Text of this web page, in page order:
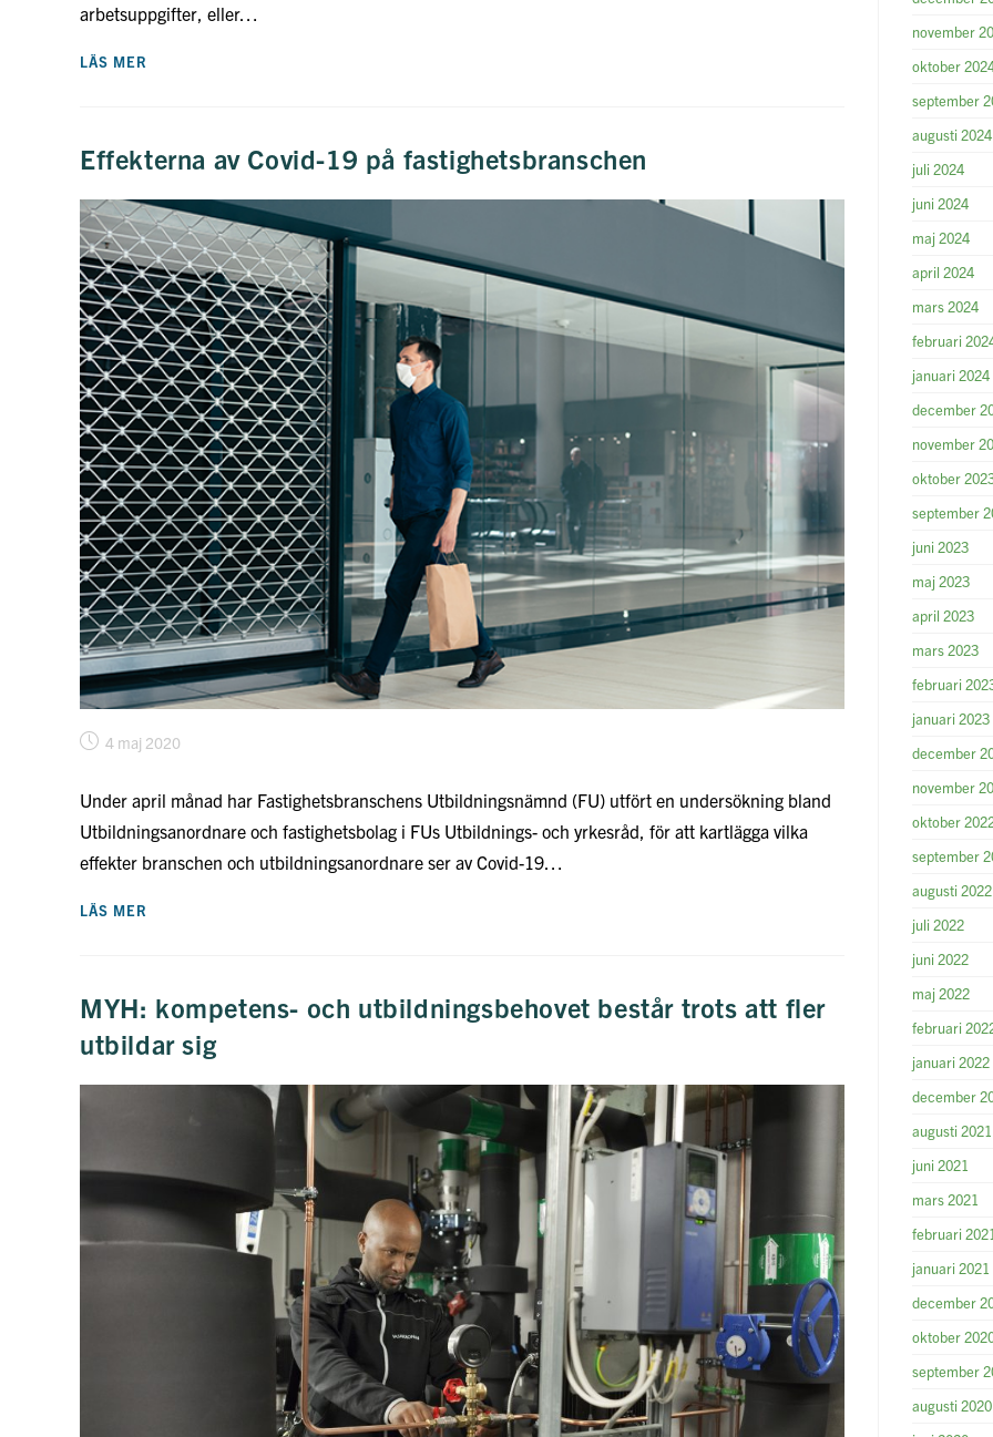
arbetsuppgifter, eller…
LÄS MER
Effekterna av Covid-19 på fastighetsbranschen
Inlägget4 maj 2020
Under april månad har Fastighetsbranschens Utbildningsnämnd (FU) utfört en undersökning bland
Utbildningsanordnare och fastighetsbolag i FUs Utbildnings- och yrkesråd, för att kartlägga vilka
effekter branschen och utbildningsanordnare ser av Covid-19…
LÄS MER
MYH: kompetens- och utbildningsbehovet består trots att fler
utbildar sig
november
oktober
september
augusti 2024
juli 2024
juni 2024
maj 2024
april 2024
mars 2024
februari
januari 2024
december
november
oktober
september
juni 2023
maj 2023
april 2023
mars 2023
februari
januari 2023
december
november
oktober
september
augusti 2022
juli 2022
juni 2022
maj 2022
februari
januari 2022
december
augusti 2021
juni 2021
mars 2021
februari 2021
januari 2021
december
oktober
september
augusti 2020